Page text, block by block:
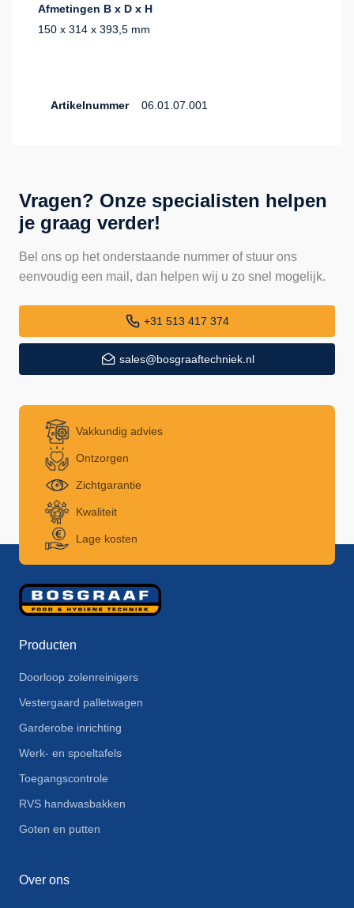
Afmetingen B x D x H
150 x 314 x 393,5 mm
Artikelnummer 06.01.07.001
Vragen? Onze specialisten helpen
je graag verder!
Bel ons op het onderstaande nummer of stuur ons
eenvoudig een mail, dan helpen wij u zo snel mogelijk.
+31 513 417 374
sales@bosgraaftechniek.nl
Vakkundig advies
Ontzorgen
Zichtgarantie
Kwaliteit
Lage kosten
Producten
Doorloop zolenreinigers
Vestergaard palletwagen
Garderobe inrichting
Werk- en spoeltafels
Toegangscontrole
RVS handwasbakken
Goten en putten
Over ons